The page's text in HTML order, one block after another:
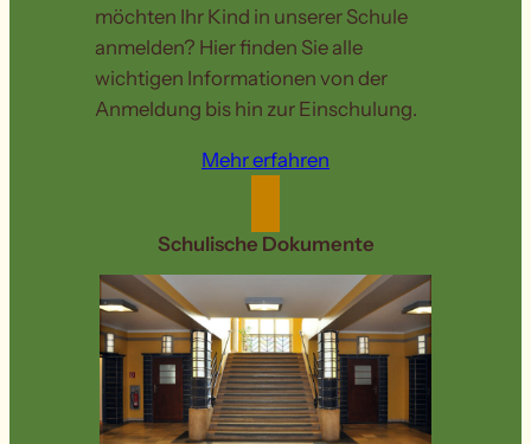
möchten Ihr Kind in unserer Schule
anmelden? Hier finden Sie alle
wichtigen Informationen von der
Anmeldung bis hin zur Einschulung.
Mehr erfahren
Schulische Dokumente